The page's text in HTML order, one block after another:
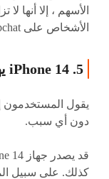
الأسهم ، إلا أنها
الأشخاص على Snapchat أو TikTok في لقطاتهم اليومية. .
5. iPhone 14 يهتز بشكل عشوائي
دون أي سبب.
كذلك. على سبيل